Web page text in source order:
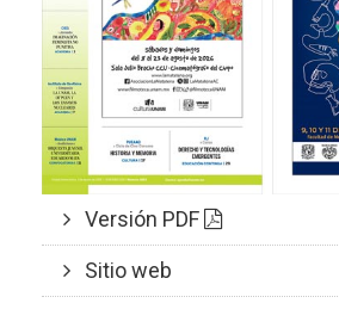
Versión PDF
Sitio web